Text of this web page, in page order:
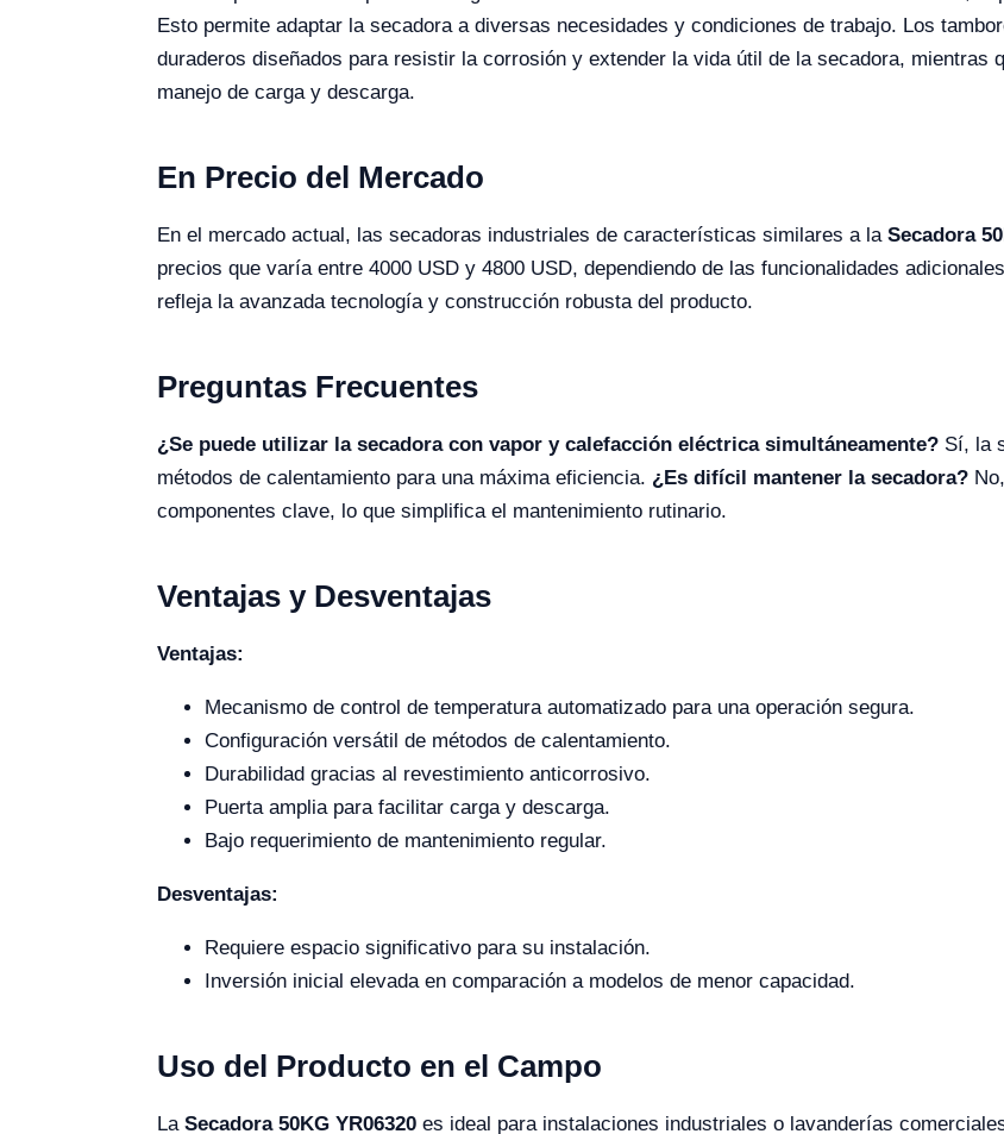
Esto permite adaptar la secadora a diversas necesidades y condiciones de trabajo. Los
duraderos diseñados para resistir la corrosión y extender la vida útil de la secadora, mientras
manejo de carga y descarga.
En Precio del Mercado
En el mercado actual, las secadoras industriales de características similares a la Secadora
precios que varía entre 4000 USD y 4800 USD, dependiendo de las funcionalidades
refleja la avanzada tecnología y construcción robusta del producto.
Preguntas Frecuentes
¿Se puede utilizar la secadora con vapor y calefacción eléctrica simultáneamente? Sí, la
métodos de calentamiento para una máxima eficiencia. ¿Es difícil mantener la secadora?
componentes clave, lo que simplifica el mantenimiento rutinario.
Ventajas y Desventajas
Ventajas:
Mecanismo de control de temperatura automatizado para una operación segura.
Configuración versátil de métodos de calentamiento.
Durabilidad gracias al revestimiento anticorrosivo.
Puerta amplia para facilitar carga y descarga.
Bajo requerimiento de mantenimiento regular.
Desventajas:
Requiere espacio significativo para su instalación.
Inversión inicial elevada en comparación a modelos de menor capacidad.
Uso del Producto en el Campo
La Secadora 50KG YR06320 es ideal para instalaciones industriales o lavanderías